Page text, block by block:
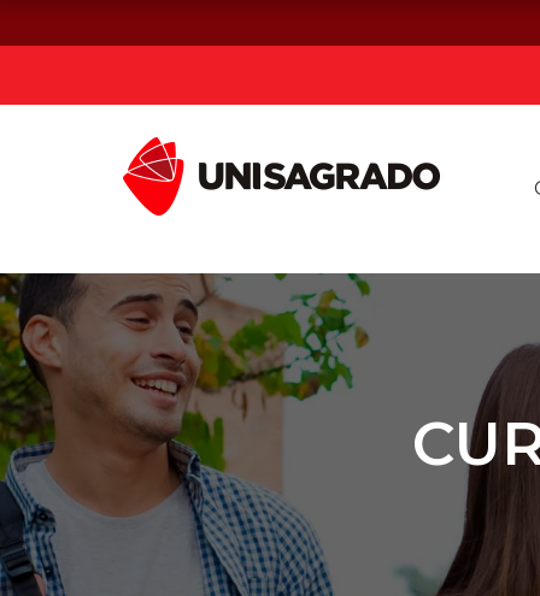
Graduação
Pós-graduação e MBA
Curta Duração
Vestibular